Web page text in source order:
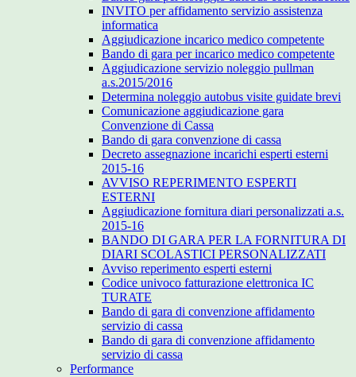
INVITO per affidamento servizio assistenza
informatica
Aggiudicazione incarico medico competente
Bando di gara per incarico medico competente
Aggiudicazione servizio noleggio pullman
a.s.2015/2016
Determina noleggio autobus visite guidate brevi
Comunicazione aggiudicazione gara
Convenzione di Cassa
Bando di gara convenzione di cassa
Decreto assegnazione incarichi esperti esterni
2015-16
AVVISO REPERIMENTO ESPERTI
ESTERNI
Aggiudicazione fornitura diari personalizzati a.s.
2015-16
BANDO DI GARA PER LA FORNITURA DI
DIARI SCOLASTICI PERSONALIZZATI
Avviso reperimento esperti esterni
Codice univoco fatturazione elettronica IC
TURATE
Bando di gara di convenzione affidamento
servizio di cassa
Bando di gara di convenzione affidamento
servizio di cassa
Performance